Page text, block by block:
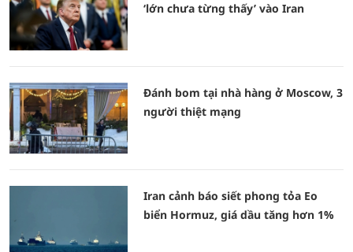
‘lớn chưa từng thấy’ vào Iran
Đánh bom tại nhà hàng ở Moscow, 3
người thiệt mạng
Iran cảnh báo siết phong tỏa Eo
biển Hormuz, giá dầu tăng hơn 1%